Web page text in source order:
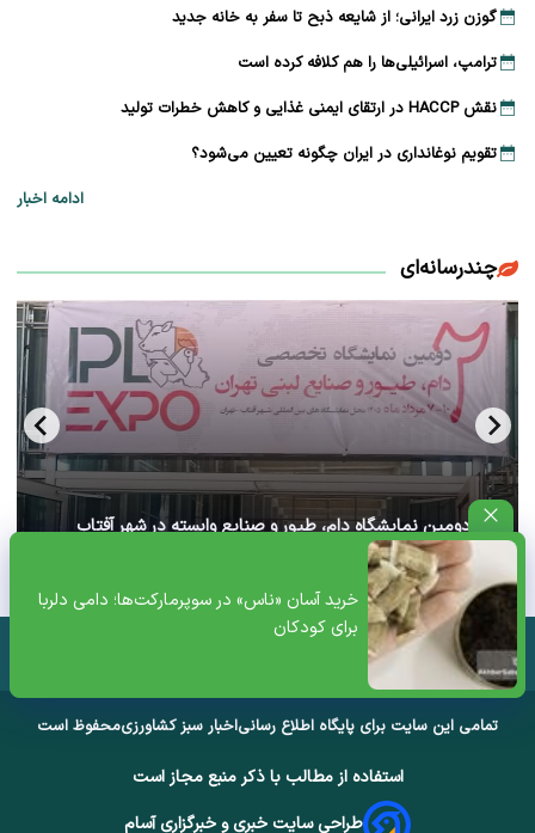
خرید آسان «ناس» در سوپرمارکت‌ها؛ دامی دلربا
برای کودکان
گوزن زرد ایرانی؛ از شایعه ذبح تا سفر به خانه جدید
ترامپ، اسرائیلی‌ها را هم کلافه کرده است
نقش HACCP در ارتقای ایمنی غذایی و کاهش خطرات تولید
تقویم نوغانداری در ایران چگونه تعیین می‌شود؟
ادامه اخبار
چندرسانه‌ای
آغاز دومین نمایشگاه دام، طیور و صنایع وابسته در شهر آفتاب
تهران+ ویدئو
تمامی این سایت برای پایگاه اطلاع رسانیاخبار سبز کشاورزیمحفوظ است
استفاده از مطالب با ذکر منبع مجاز است
طراحی سایت خبری و خبرگزاری آسام